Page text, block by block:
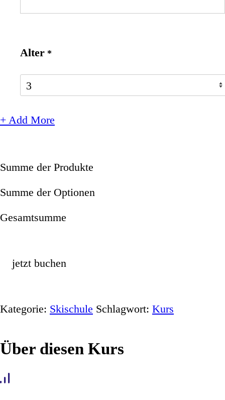
Alter *
+ Add More
Summe der Produkte
Summe der Optionen
Gesamtsumme
jetzt buchen
Kategorie: Skischule Schlagwort: Kurs
Über diesen Kurs